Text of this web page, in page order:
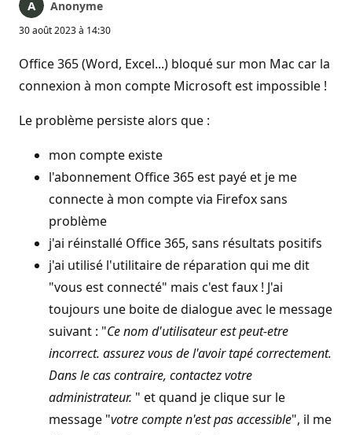
Anonyme
30 août 2023 à 14:30
Office 365 (Word, Excel...) bloqué sur mon Mac car la
connexion à mon compte Microsoft est impossible !
Le problème persiste alors que :
mon compte existe
l'abonnement Office 365 est payé et je me
connecte à mon compte via Firefox sans
problème
j'ai réinstallé Office 365, sans résultats positifs
j'ai utilisé l'utilitaire de réparation qui me dit
"vous est connecté" mais c'est faux ! J'ai
toujours une boite de dialogue avec le message
suivant : "Ce nom d'utilisateur est peut-etre
incorrect. assurez vous de l'avoir tapé correctement.
Dans le cas contraire, contactez votre
administrateur. " et quand je clique sur le
message "votre compte n'est pas accessible", il me